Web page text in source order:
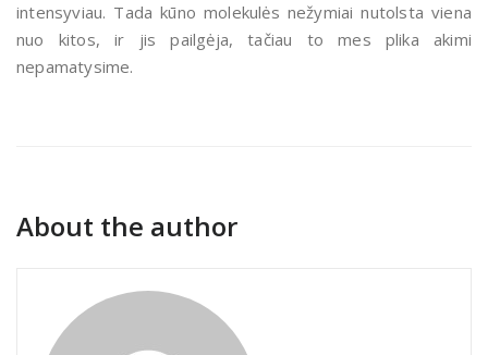
intensyviau. Tada kūno molekulės nežymiai nutolsta viena
nuo kitos, ir jis pailgėja, tačiau to mes plika akimi
nepamatysime.
About the author